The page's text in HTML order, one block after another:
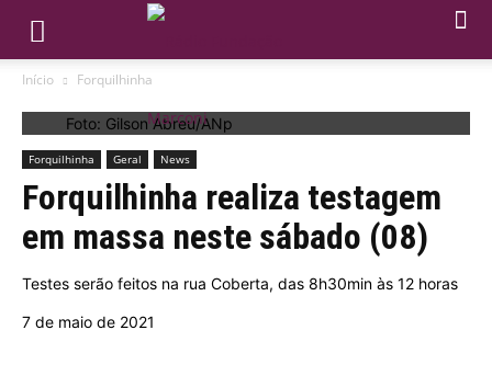
Início Forquilhinha
Foto: Gilson Abreu/ANp
Forquilhinha Geral News
Forquilhinha realiza testagem
em massa neste sábado (08)
Testes serão feitos na rua Coberta, das 8h30min às 12 horas
7 de maio de 2021